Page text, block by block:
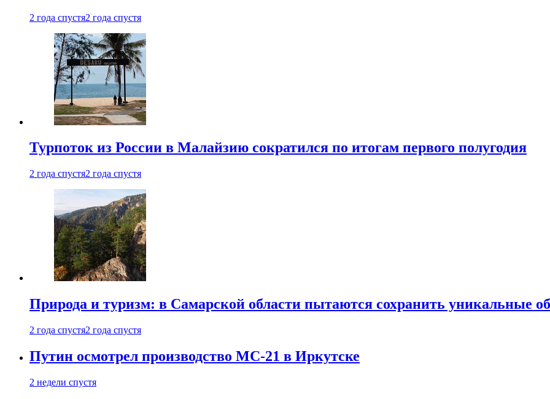
2 года спустя2 года спустя
Турпоток из России в Малайзию сократился по итогам первого полугодия
2 года спустя2 года спустя
Природа и туризм: в Самарской области пытаются сохранить уникальные
2 года спустя2 года спустя
Путин осмотрел производство МС-21 в Иркутске
2 недели спустя